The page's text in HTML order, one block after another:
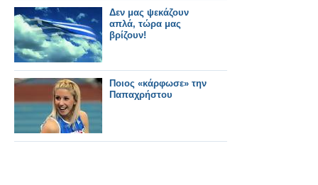
Δεν μας ψεκάζουν
απλά, τώρα μας
βρίζουν!
Ποιος «κάρφωσε» την
Παπαχρήστου